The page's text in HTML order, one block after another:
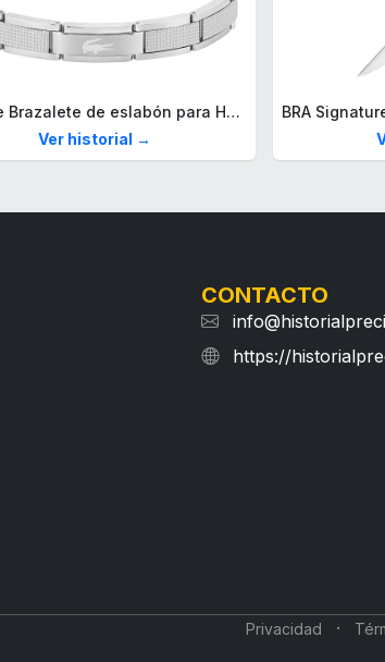
Lacoste Brazalete de eslabón para Hombre Colección STENCIL de Acero inoxidable
Ver historial →
CONTACTO
https://
Privacidad ·